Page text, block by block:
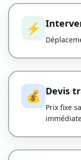
⚡
💰 Devis
Prix fixe